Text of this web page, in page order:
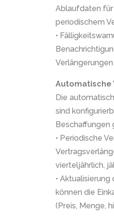
Ablaufdaten
periodischem
•
Automatische
Die
sind
Beschaffungen
• Periodische
vierteljährlich,
•
können die
(Preis, Menge,